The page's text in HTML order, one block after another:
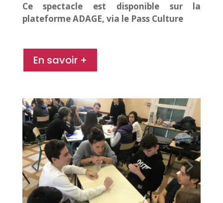
Ce spectacle est disponible sur la
plateforme ADAGE, via le Pass Culture
En savoir +